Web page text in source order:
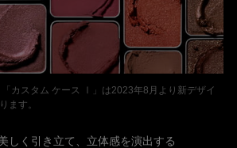
カスタム ケース Ⅰ」は2023年8月より新デザイ
ます。
しく引き立て、立体感を演出する